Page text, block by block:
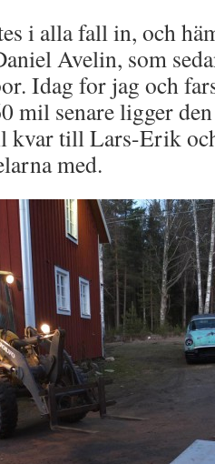
i alla fall in, och
Avelin, som
Idag for jag och
mil senare ligger
kvar till Lars-Erik
med.